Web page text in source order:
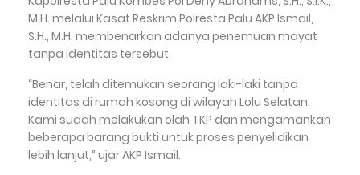
M.H. melalui Kasat Reskrim Polresta Palu AKP Ismail,
S.H., M.H. membenarkan adanya penemuan mayat
tanpa identitas tersebut.
“Benar, telah ditemukan seorang laki-laki tanpa
identitas di rumah kosong di wilayah Lolu Selatan.
Kami sudah melakukan olah TKP dan mengamankan
beberapa barang bukti untuk proses penyelidikan
lebih lanjut,” ujar AKP Ismail.